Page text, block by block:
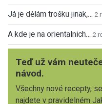
Já je dělám trošku jinak,… 2
A kde je na orientalnich… 2
Teď už vám
návod.
Všechny nové recepty,
najdete v pravidelném